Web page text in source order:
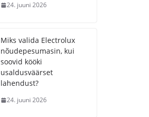
24. juuni 2026
Miks valida Electrolux
nõudepesumasin, kui
soovid kööki
usaldusväärset
lahendust?
24. juuni 2026